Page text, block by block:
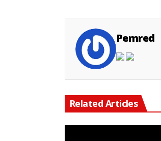
Pemred
Related Articles
Keterangan Gambar : LBH Perjuangan Indonesia membuka Posko Aduan bagi masyarakat yang merasa menjadi korban dugaan pemblokiran akun dan penahanan dana pada exchange aset kripto, termasuk TRIV dan platform lainnya.